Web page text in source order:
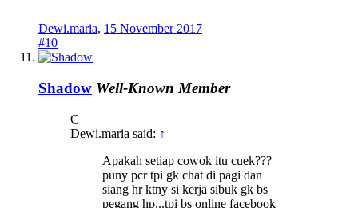
Dewi.maria, 15 November 2017
#10
Shadow Well-Known Member
C
Dewi.maria said: ↑
Apakah setiap cowok itu cuek???
puny pcr tpi gk chat di pagi dan
siang hr ktny si kerja sibuk gk bs
pegang hp...tpi bs online facebook